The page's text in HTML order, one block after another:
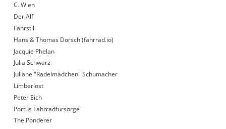
C. Wien
Der Alf
Fahrstil
Hans & Thomas Dorsch (fahrrad.io)
Jacquie Phelan
Julia Schwarz
Juliane "Radelmädchen" Schumacher
Limberlost
Peter Eich
Portus Fahrradfürsorge
The Ponderer